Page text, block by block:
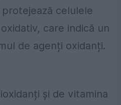
celulele
care indică un
de agenți oxidanți.
și de vitamina